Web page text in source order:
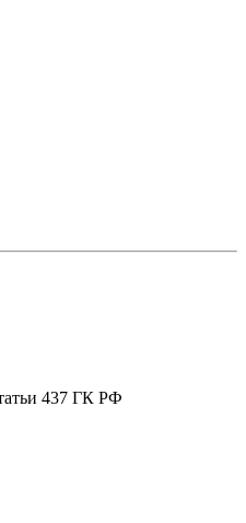
437 ГК РФ